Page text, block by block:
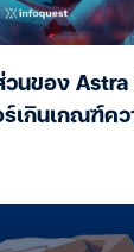
วนของ
ร์เกินเกณฑ์ค